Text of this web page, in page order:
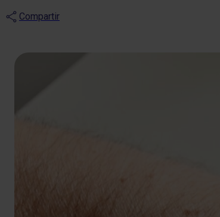
Compartir